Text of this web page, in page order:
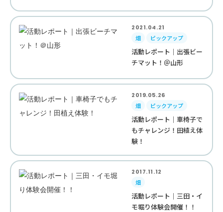
2021.04.21
畑
ピックアップ
活動レポート｜出張ビー
チマット！＠山形
2019.05.26
畑
ピックアップ
活動レポート｜車椅子で
もチャレンジ！田植え体
験！
2017.11.12
畑
活動レポート｜三田・イ
モ堀り体験会開催！！